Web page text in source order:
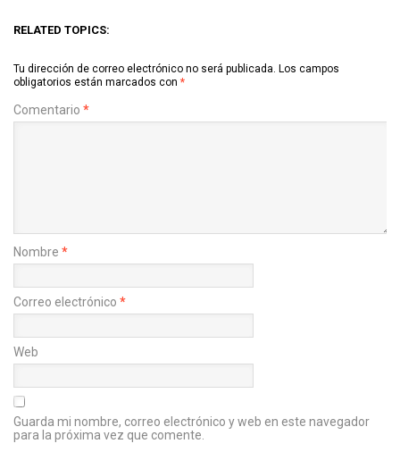
RELATED TOPICS:
Tu dirección de correo electrónico no será publicada. Los campos
obligatorios están marcados con *
Comentario *
Nombre *
Correo electrónico *
Web
Guarda mi nombre, correo electrónico y web en este navegador
para la próxima vez que comente.